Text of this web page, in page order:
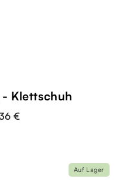
Klettschuh
€
Auf Lager